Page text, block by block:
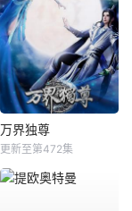
万界独尊
更新至第472集